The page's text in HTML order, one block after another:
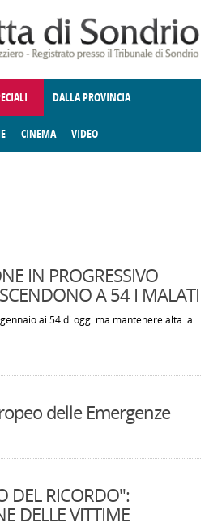
DALLA PROVINCIA
CINEMA VIDEO
IN PROGRESSIVO
A 54 I MALATI
ai 54 di oggi ma mantenere alta la
delle Emergenze
DEL RICORDO":
DELLE VITTIME